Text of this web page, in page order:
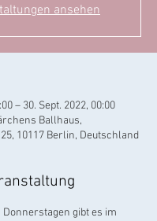
ansehen
– 30. Sept. 2022, 00:00
Ballhaus,
10117 Berlin, Deutschland
gibt es im